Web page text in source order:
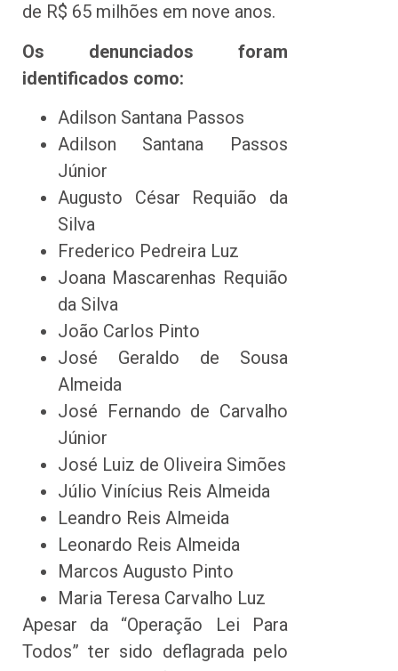
de R$ 65 milhões em nove anos.
Os denunciados foram
identificados como:
Adilson Santana Passos
Adilson Santana Passos
Júnior
Augusto César Requião da
Silva
Frederico Pedreira Luz
Joana Mascarenhas Requião
da Silva
João Carlos Pinto
José Geraldo de Sousa
Almeida
José Fernando de Carvalho
Júnior
José Luiz de Oliveira Simões
Júlio Vinícius Reis Almeida
Leandro Reis Almeida
Leonardo Reis Almeida
Marcos Augusto Pinto
Maria Teresa Carvalho Luz
Apesar da “Operação Lei Para
Todos” ter sido deflagrada pelo